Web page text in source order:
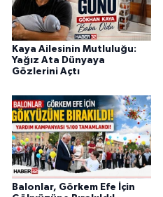
Kaya Ailesinin Mutluluğu:
Yağız Ata Dünyaya
Gözlerini Açtı
Balonlar, Görkem Efe İçin